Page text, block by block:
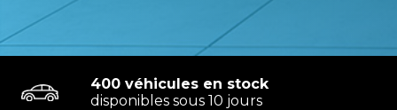
400 véhicules en stock
disponibles sous 10 jours